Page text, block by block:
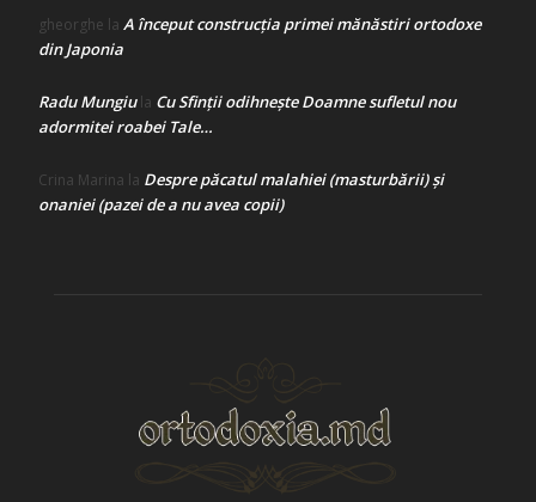
gheorghe la A început construcţia primei mănăstiri ortodoxe
din Japonia
Radu Mungiula Cu Sfinții odihnește Doamne sufletul nou
adormitei roabei Tale…
Crina Marina la Despre păcatul malahiei (masturbării) şi
onaniei (pazei de a nu avea copii)